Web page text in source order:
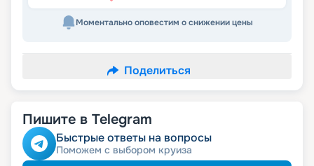
Моментально оповестим о снижении цены
Поделиться
Пишите в Telegram
Быстрые ответы на вопросы
Поможем с выбором круиза